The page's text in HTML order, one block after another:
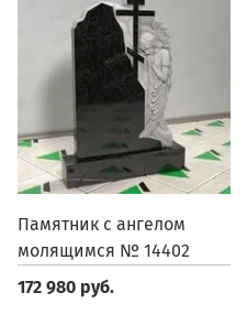
Памятник с ангелом
молящимся № 14402
172 980 руб.